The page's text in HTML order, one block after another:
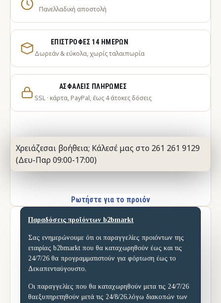
Πανελλαδική αποστολή
ΕΠΙΣΤΡΟΦΈΣ 14 ΗΜΕΡΏΝ
Δωρεάν & εύκολα, χωρίς ταλαιπωρία
ΑΣΦΑΛΕΊΣ ΠΛΗΡΩΜΈΣ
SSL · κάρτα, PayPal, έως 4 άτοκες δόσεις
Χρειάζεσαι βοήθεια; Κάλεσέ μας στο 261 261 9129
(Δευ-Παρ 09:00-17:00)
Ρωτήστε για το προιόν
Παραδόσεις προϊόντων b2bmarkt
Σας ενημερώνουμε ότι οι παραγγελίες προιόντων της
εταιρίας b2bmarkt που θα καταχωρηθούν έως και τις
24/7/26 θα προγραμματιστούν για φόρτωση έως το
Δεκαπενταύγουστο,
Οι παραγγελίες που θα καταχωρηθούν μετα τις 24/7/26
θαεξυπηρετηθούν μετά τις 24/8/26,λόγω διακοπών των